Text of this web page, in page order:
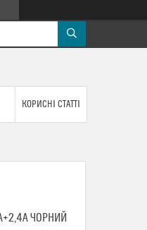
КОРИСНІ СТАТТІ
ЧОРНИЙ